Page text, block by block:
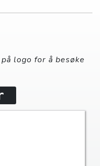
logo for å besøke